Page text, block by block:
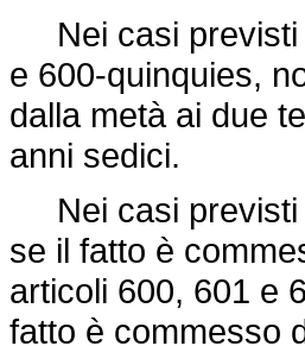
Nei casi previsti
e 600-quinquies,
dalla metà ai due
anni sedici.
Nei casi previsti
se il fatto è
articoli 600, 601 e
fatto è commesso